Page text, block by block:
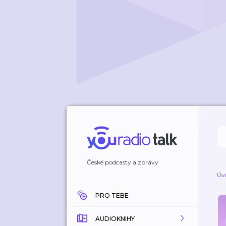
České podcasty a zprávy
PRO TEBE
AUDIOKNIHY